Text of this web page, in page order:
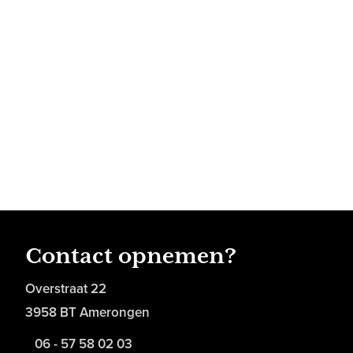
Contact opnemen?
Overstraat 22
3958 BT Amerongen
06 - 57 58 02 03